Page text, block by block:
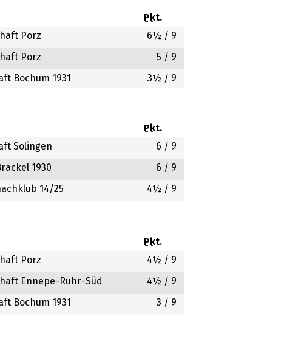
Pkt.
Porz 6½ / 9
Porz 5 / 9
Bochum 1931 3½ / 9
Pkt.
Solingen 6 / 9
1930 6 / 9
14/25 4½ / 9
Pkt.
Porz 4½ / 9
Ennepe-Ruhr-Süd 4½ / 9
Bochum 1931 3 / 9